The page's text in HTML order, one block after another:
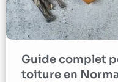
Guide complet
toiture en